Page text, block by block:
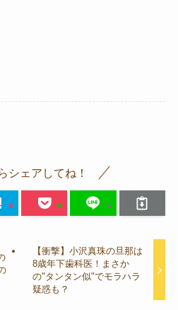
シェアしてね！
【衝撃】小沢真珠の旦那は
8歳年下歯科医！まさか
の"タンタン似"でモラハラ
疑惑も？